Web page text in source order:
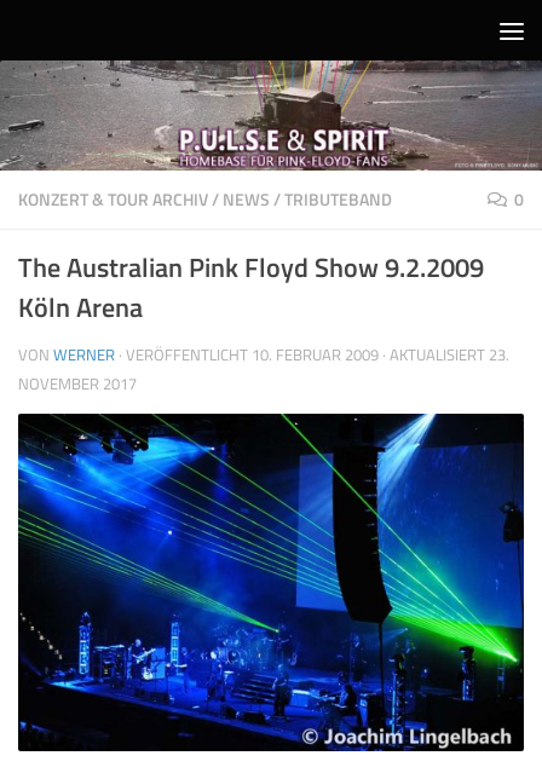
KONZERT & TOUR ARCHIV/NEWS/TRIBUTEBAND 0
The Australian Pink Floyd Show 9.2.2009
Köln Arena
VON WERNER · VERÖFFENTLICHT 10. FEBRUAR 2009 · AKTUALISIERT 23.
NOVEMBER 2017